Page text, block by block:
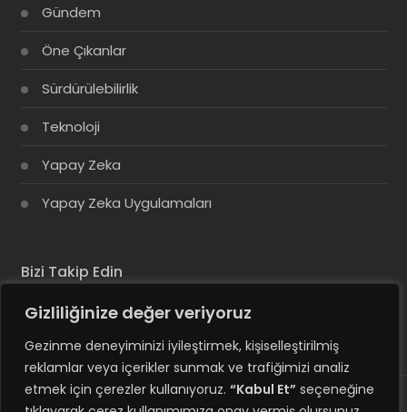
Gizliliğinize değer veriyoruz
Gezinme deneyiminizi iyileştirmek, kişiselleştirilmiş
reklamlar veya içerikler sunmak ve trafiğimizi analiz
etmek için çerezler kullanıyoruz. “Kabul Et” seçeneğine
Gündem
Öne Çıkanlar
Sürdürülebilirlik
Teknoloji
Yapay Zeka
Yapay Zeka Uygulamaları
Bizi Takip Edin